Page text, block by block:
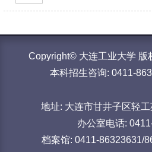
Copyright© 大连工业大学 版
本科招生咨询: 0411-
地址: 大连市甘井子区轻
办公室电话:
档案馆: 0411-86323631/